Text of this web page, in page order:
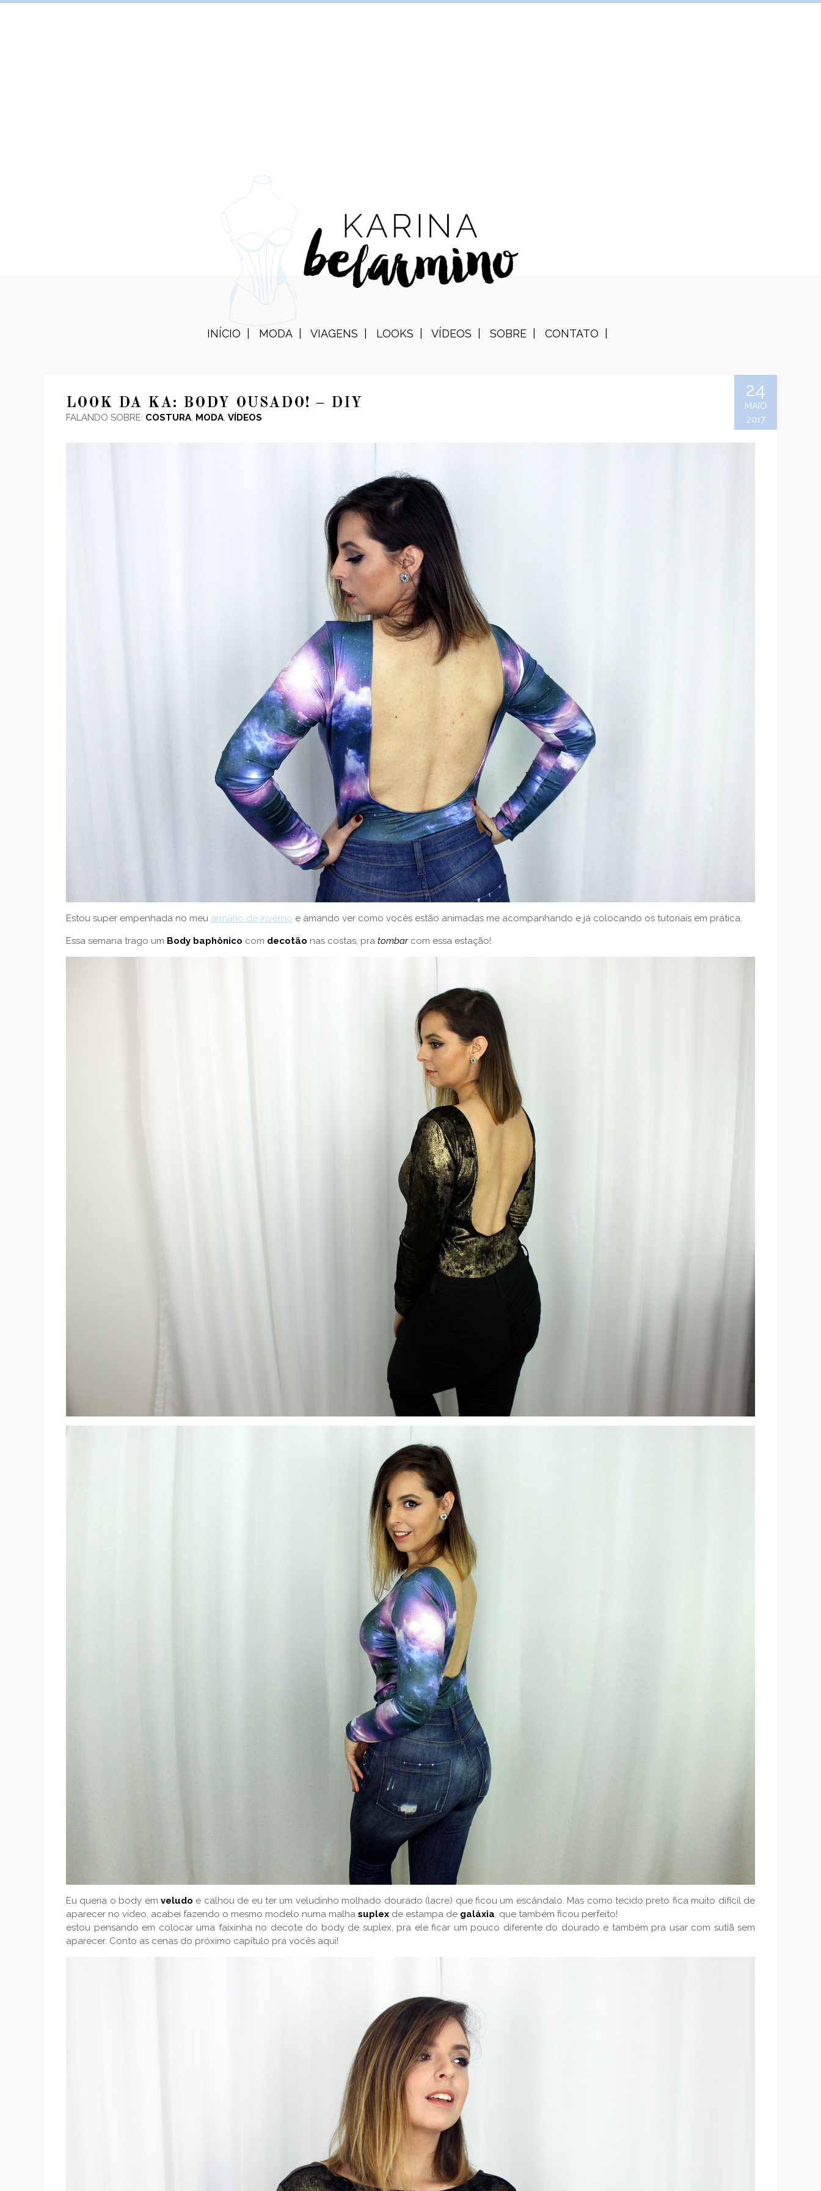
INÍCIO MODA VIAGENS LOOKS VÍDEOS SOBRE CONTATO
LOOK DA KA: BODY OUSADO! – DIY
FALANDO SOBRE: COSTURA, MODA, VÍDEOS
24
MAIO
2017
Estou super empenhada no meu armário de inverno e amando ver como vocês estão animadas me acompanhando e já colocando os tutoriais em prática.
Essa semana trago um Body baphônico com decotão nas costas, pra tombarcom essa estação!
Eu queria o body emveludo e calhou de eu ter um veludinho molhado dourado (lacre) que ficou um escândalo. Mas como tecido preto fica muito difícil de
aparecer no vídeo, acabei fazendo o mesmo modelo numa malha suplex de estampa de galáxia, que também ficou perfeito!
estou pensando em colocar uma faixinha no decote do body de suplex, pra ele ficar um pouco diferente do dourado e também pra usar com sutiã sem
aparecer. Conto as cenas do próximo capítulo pra vocês aqui!